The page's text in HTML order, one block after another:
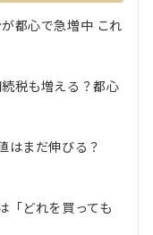
都心で急増中 これ
税も増える？都心
はまだ伸びる？
「どれを買っても